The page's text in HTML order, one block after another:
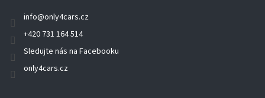
info@only4cars.cz
+420 731 164 514
Sledujte nás na Facebooku
only4cars.cz